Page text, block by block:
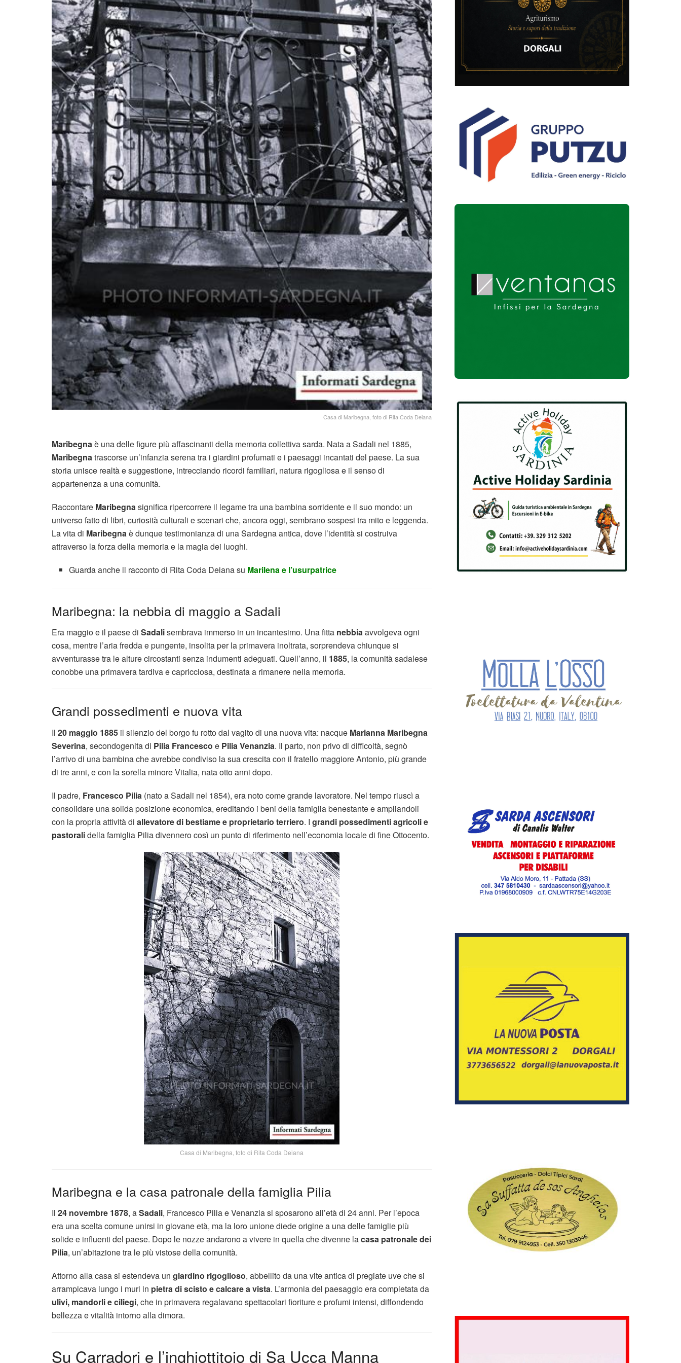
Casa di Maribegna, foto di Rita Coda Deiana
Maribegna è una delle figure più affascinanti della memoria collettiva sarda. Nata a Sadali nel 1885,
Maribegna trascorse un’infanzia serena tra i giardini profumati e i paesaggi incantati del paese. La sua
storia unisce realtà e suggestione, intrecciando ricordi familiari, natura rigogliosa e il senso di
appartenenza a una comunità.
Raccontare Maribegna significa ripercorrere il legame tra una bambina sorridente e il suo mondo: un
universo fatto di libri, curiosità culturali e scenari che, ancora oggi, sembrano sospesi tra mito e leggenda.
La vita di Maribegna è dunque testimonianza di una Sardegna antica, dove l’identità si costruiva
attraverso la forza della memoria e la magia dei luoghi.
Guarda anche il racconto di Rita Coda Deiana su Marilena e l’usurpatrice
Maribegna: la nebbia di maggio a Sadali
Era maggio e il paese di Sadalisembrava immerso in un incantesimo. Una fitta nebbiaavvolgeva ogni
cosa, mentre l’aria fredda e pungente, insolita per la primavera inoltrata, sorprendeva chiunque si
avventurasse tra le alture circostanti senza indumenti adeguati. Quell’anno, il 1885, la comunità sadalese
conobbe una primavera tardiva e capricciosa, destinata a rimanere nella memoria.
Grandi possedimenti e nuova vita
Il 20 maggio 1885 il silenzio del borgo fu rotto dal vagito di una nuova vita: nacque Marianna Maribegna
Severina, secondogenita di Pilia Francesco e Pilia Venanzia. Il parto, non privo di difficoltà, segnò
l’arrivo di una bambina che avrebbe condiviso la sua crescita con il fratello maggiore Antonio, più grande
di tre anni, e con la sorella minore Vitalia, nata otto anni dopo.
Il padre, Francesco Pilia (nato a Sadali nel 1854), era noto come grande lavoratore. Nel tempo riuscì a
consolidare una solida posizione economica, ereditando i beni della famiglia benestante e ampliandoli
con la propria attività di allevatore di bestiame e proprietario terriero. I grandi possedimenti agricoli e
pastoralidella famiglia Pilia divennero così un punto di riferimento nell’economia locale di fine Ottocento.
Casa di Maribegna, foto di Rita Coda Deiana
Maribegna e la casa patronale della famiglia Pilia
Il 24 novembre 1878, aSadali, Francesco Pilia e Venanzia si sposarono all’età di 24 anni. Per l’epoca
era una scelta comune unirsi in giovane età, ma la loro unione diede origine a una delle famiglie più
solide e influenti del paese. Dopo le nozze andarono a vivere in quella che divenne lacasa patronale dei
Pilia, un’abitazione tra le più vistose della comunità.
Attorno alla casa si estendeva un giardino rigoglioso, abbellito da una vite antica di pregiate uve che si
arrampicava lungo i muri in pietra di scisto e calcare a vista. L’armonia del paesaggio era completata da
ulivi, mandorli e ciliegi, che in primavera regalavano spettacolari fioriture e profumi intensi, diffondendo
bellezza e vitalità intorno alla dimora.
Su Carradori e l’inghiottitoio di Sa Ucca Manna